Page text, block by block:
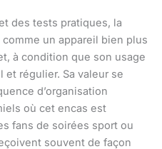
des tests pratiques, la
un appareil bien plus
à condition que son usage
régulier. Sa valeur se
d’organisation
où cet encas est
fans de soirées sport ou
souvent de façon